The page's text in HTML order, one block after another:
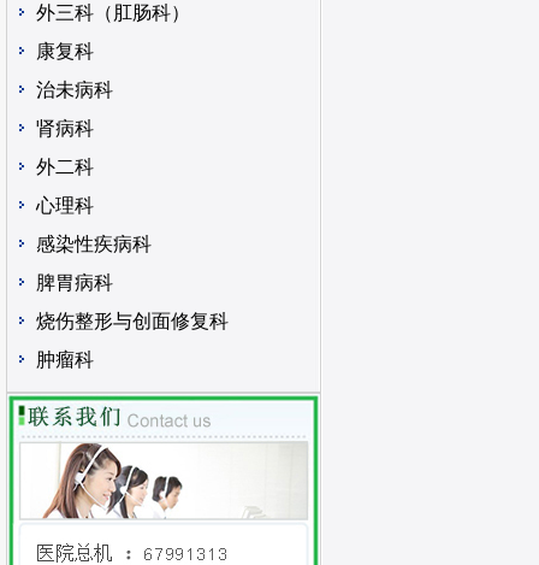
外三科（肛肠科）
康复科
治未病科
肾病科
外二科
心理科
感染性疾病科
脾胃病科
烧伤整形与创面修复科
肿瘤科